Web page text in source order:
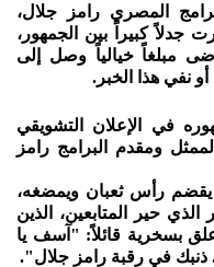
المصري رامز جلال،
جدلاً كبيراً بين الجمهور،
مبلغاً خيالياً وصل إلى
في الإعلان التشويقي
ومقدم البرامج رامز
يقضم رأس ثعبان ويمضغه،
حير المتابعين، الذين
بسخرية قائلاً: "آسف يا
في رقبة رامز جلال".